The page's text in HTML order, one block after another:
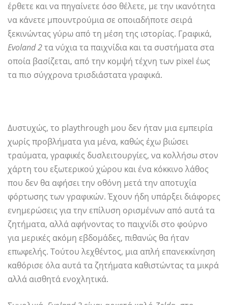
έρθετε και να πηγαίνετε όσο θέλετε, με την ικανότητα
να κάνετε μπουντρούμια σε οποιαδήποτε σειρά
ξεκινώντας γύρω από τη μέση της ιστορίας. Γραφικά,
Evoland 2τα νύχια τα παιχνίδια και τα συστήματα στα
οποία βασίζεται, από την κομψή τέχνη των pixel έως
τα πιο σύγχρονα τρισδιάστατα γραφικά.
Δυστυχώς, το playthrough μου δεν ήταν μια εμπειρία
χωρίς προβλήματα για μένα, καθώς έχω βιώσει
τραύματα, γραφικές δυσλειτουργίες, να κολλήσω στον
χάρτη του εξωτερικού χώρου και ένα κόκκινο λάθος
που δεν θα αφήσει την οθόνη μετά την αποτυχία
φόρτωσης των γραφικών. Έχουν ήδη υπάρξει διάφορες
ενημερώσεις για την επίλυση ορισμένων από αυτά τα
ζητήματα, αλλά αφήνοντας το παιχνίδι στο φούρνο
για μερικές ακόμη εβδομάδες, πιθανώς θα ήταν
επωφελής. Τούτου λεχθέντος, μια απλή επανεκκίνηση
καθόρισε όλα αυτά τα ζητήματα καθιστώντας τα μικρά
αλλά αισθητά ενοχλητικά.